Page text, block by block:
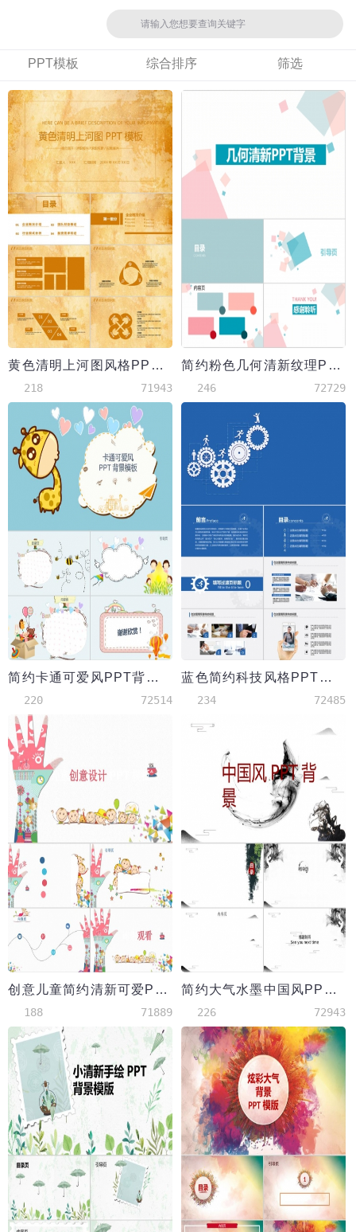
PPT模板 综合排序 筛选
黄色清明上河图风格PPT背景模板
218 71943
简约粉色几何清新纹理PPT背景
246 72729
简约卡通可爱风PPT背景模板
220 72514
蓝色简约科技风格PPT背景
234 72485
创意儿童简约清新可爱PPT背景模板
188 71889
简约大气水墨中国风PPT背景
226 72943